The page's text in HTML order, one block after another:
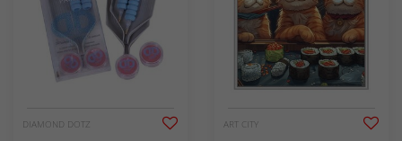
DIAMOND DOTZ ART CITY